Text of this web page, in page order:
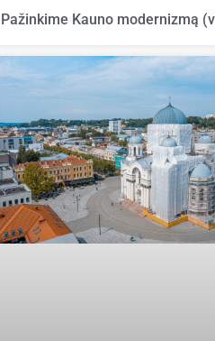
Pažinkime Kauno modernizmą